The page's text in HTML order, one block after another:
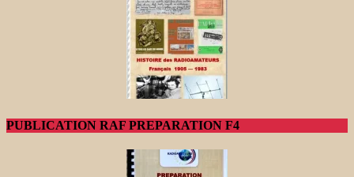
PUBLICATION RAF PREPARATION F4